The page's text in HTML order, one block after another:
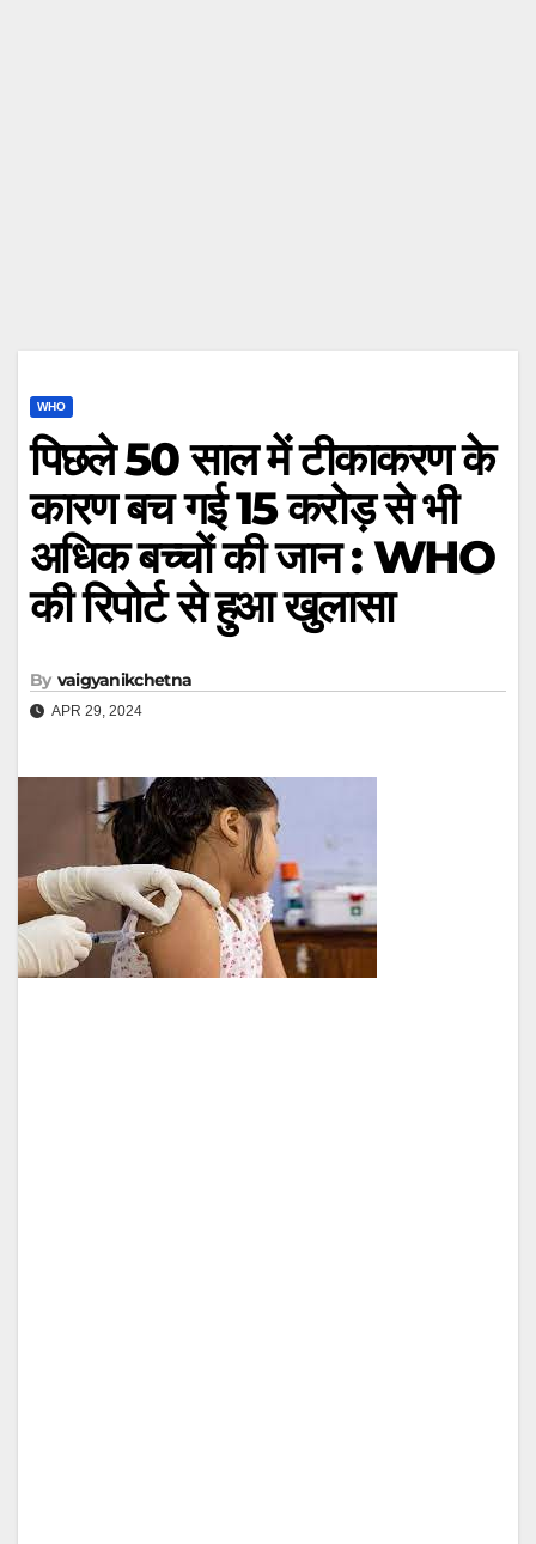
WHO
पिछले 50 साल में टीकाकरण के
कारण बच गई 15 करोड़ से भी
अधिक बच्चों की जान : WHO
की रिपोर्ट से हुआ खुलासा
By vaigyanikchetna
APR 29, 2024